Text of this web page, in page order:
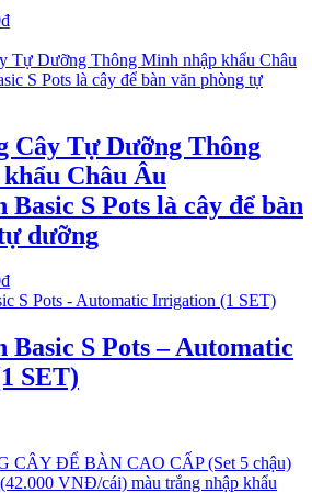
₫
Cây Tự Dưỡng Thông
Châu Âu
S Pots là cây để bàn
dưỡng
₫
S Pots – Automatic
SET)